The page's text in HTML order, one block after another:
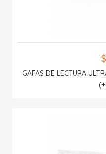
GAFAS DE LECTURA